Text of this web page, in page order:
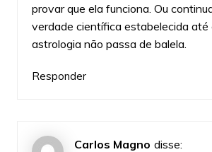
provar que ela funciona. Ou
verdade científica estabelecida até
astrologia não passa de balela.
Responder
Carlos Magno disse: